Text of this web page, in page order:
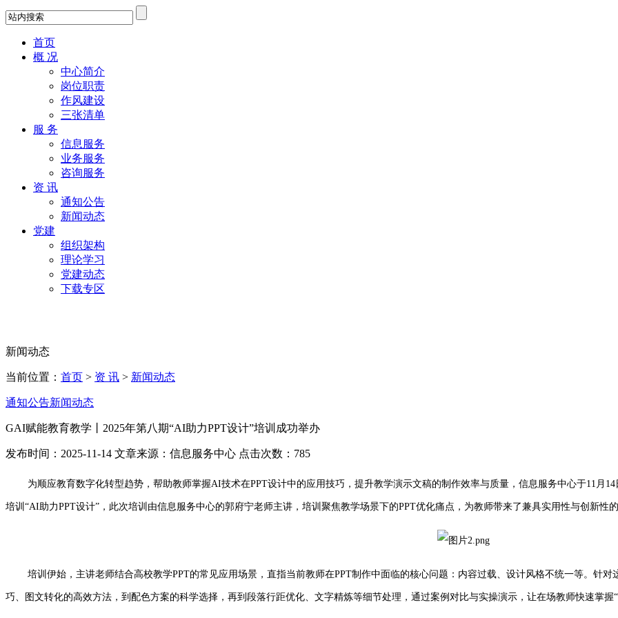
首页
概 况
中心简介
岗位职责
作风建设
三张清单
服 务
信息服务
业务服务
咨询服务
资 讯
通知公告
新闻动态
党建
组织架构
理论学习
党建动态
下载专区
新闻动态
当前位置： 首页 > 资 讯 > 新闻动态
通知公告新闻动态
GAI赋能教育教学丨2025年第八期“AI助力PPT设计”培训成功举办
发布时间：2025-11-14 文章来源：信息服务中心 点击次数： 785
为顺应教育数字化转型趋势，帮助教师掌握AI技术在PPT设计中的应用技巧，提升教学演示文稿的制作效率与质量，信息服务中心于11月
培训“AI助力PPT设计”，此次培训由信息服务中心的郭府宁老师主讲，培训聚焦教学场景下的PPT优化痛点，为教师带来了兼具实用性与创新性
培训伊始，主讲老师结合高校教学PPT的常见应用场景，直指当前教师在PPT制作中面临的核心问题：内容过载、设计风格不统一等。针
巧、图文转化的高效方法，到配色方案的科学选择，再到段落行距优化、文字精炼等细节处理，通过案例对比与实操演示，让在场教师快速掌